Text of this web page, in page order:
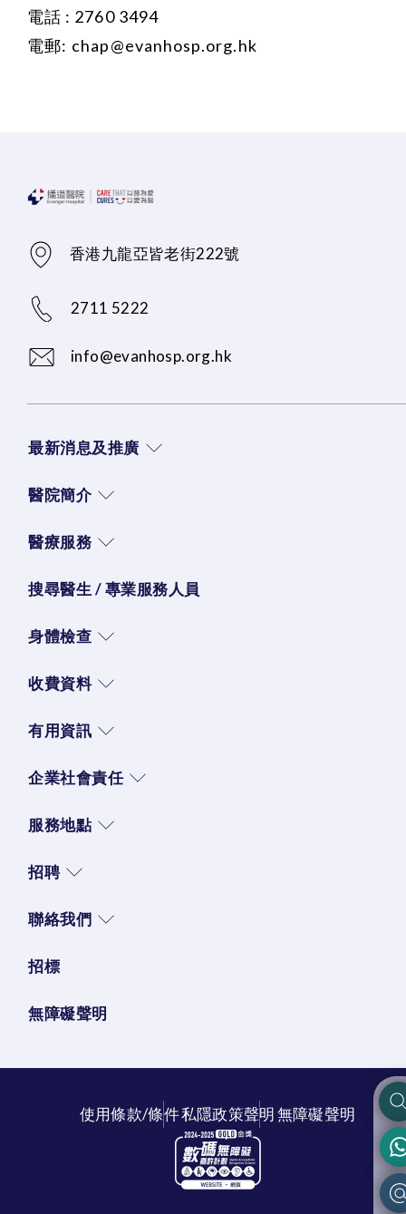
電話 : 2760 3494
電郵: chap@evanhosp.org.hk
香港九龍亞皆老街222號
2711 5222
info@evanhosp.org.hk
最新消息及推廣
醫院簡介
醫療服務
搜尋醫生 / 專業服務人員
身體檢查
收費資料
有用資訊
企業社會責任
服務地點
招聘
聯絡我們
招標
無障礙聲明
使用條款/條件私隱政策聲明無障礙聲明